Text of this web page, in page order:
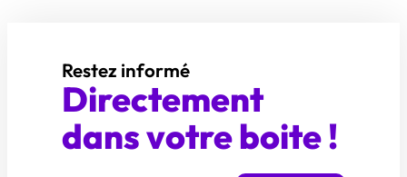
Restez informé
Directement
dans votre boite !